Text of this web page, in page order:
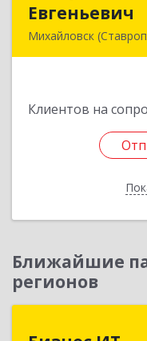
Евгеньевич
Михайловск
Клиентов на
Ближайшие
регионов